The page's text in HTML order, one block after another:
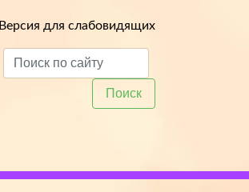
Версия для слабовидящих
Поиск